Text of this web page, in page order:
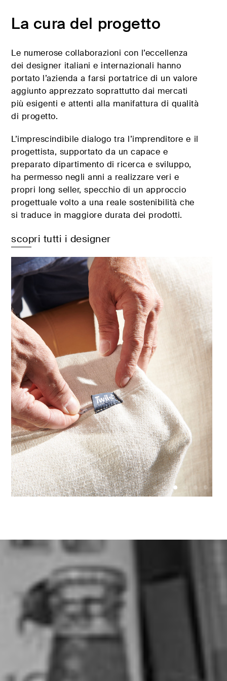
La cura del progetto​
Le numerose collaborazioni con l’eccellenza
dei designer italiani e internazionali hanno
portato l’azienda a farsi portatrice di un valore
aggiunto apprezzato soprattutto dai mercati
più esigenti e attenti alla manifattura di qualità
di progetto.
L’imprescindibile dialogo tra l’imprenditore e il
progettista, supportato da un capace e
preparato dipartimento di ricerca e sviluppo,
ha permesso negli anni a realizzare veri e
propri long seller, specchio di un approccio
progettuale volto a una reale sostenibilità che
si traduce in maggiore durata dei prodotti.
scopri tutti i designer
Sei già un rivenditore TWILS? (Obbligatorio)
A cosa sei interessato?
Richiedi campioni
Richiedi una visita
Vuoi diventare rivenditore Twils
Cognome